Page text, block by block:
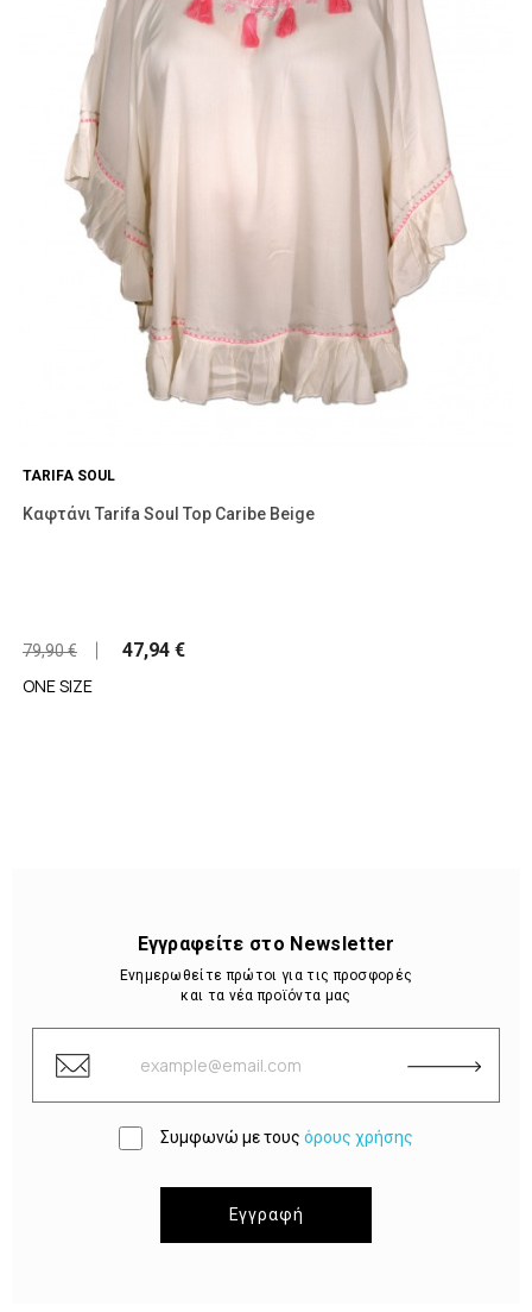
TARIFA SOUL
Καφτάνι Tarifa Soul Top Caribe Beige
79,90 €
47,94 €
ONE SIZE
Εγγραφείτε στο Newsletter
Ενημερωθείτε πρώτοι για τις προσφορές
και τα νέα προϊόντα μας
Συμφωνώ με τους όρους χρήσης
Εγγραφή